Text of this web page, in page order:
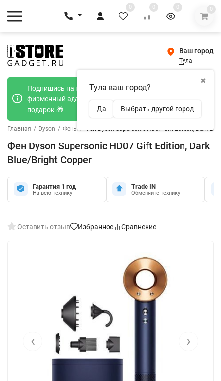
0 0 0 0
Ваш город
Тула
✖
Тула ваш город?
Да Выбрать другой город
Подпишись на наш телеграмм канал и получи
фирменный адаптер Type-C 20W при покупке в
подарок 🎁
Главная / Dyson / Фены / Фен Dyson Supersonic HD07 Gift Edition, Dark
Фен Dyson Supersonic HD07 Gift Edition, Dark
Blue/Bright Copper
Гарантия 1 год
На всю технику
Trade IN
Обменяйте технику
Оставить отзыв Избранное Сравнение
‹ ›